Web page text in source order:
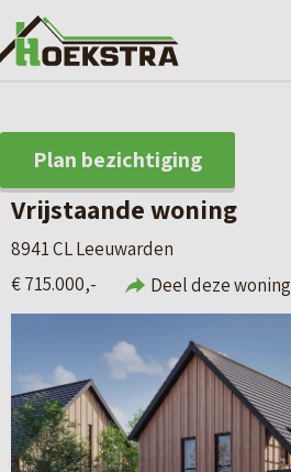
Plan bezichtiging
Vrijstaande woning
8941 CL Leeuwarden
€ 715.000,-
Deel deze woning